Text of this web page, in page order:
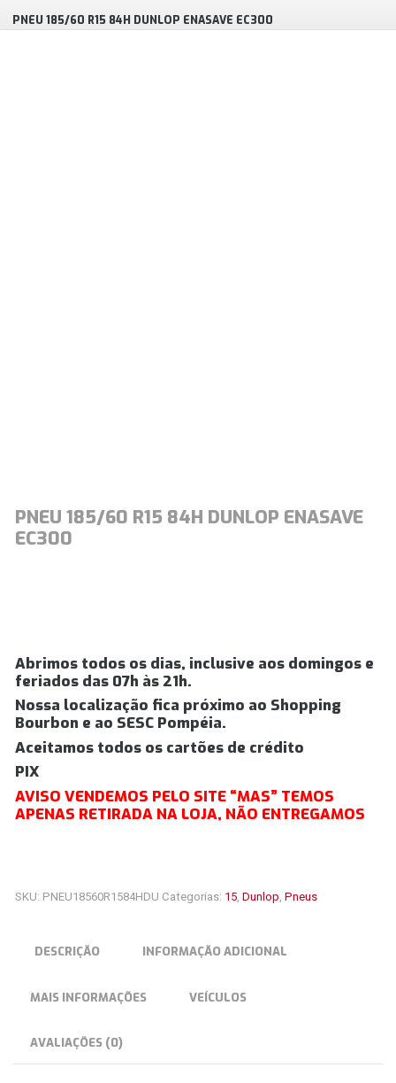
PNEU 185/60 R15 84H DUNLOP ENASAVE EC300
PNEU 185/60 R15 84H DUNLOP ENASAVE
EC300
Abrimos todos os dias, inclusive aos domingos e
feriados das 07h às 21h.
Nossa localização fica próximo ao Shopping
Bourbon e ao SESC Pompéia.
Aceitamos todos os cartões de crédito
PIX
AVISO VENDEMOS PELO SITE “MAS” TEMOS
APENAS RETIRADA NA LOJA, NÃO ENTREGAMOS
SKU: PNEU18560R1584HDU Categorias: 15, Dunlop, Pneus
DESCRIÇÃO INFORMAÇÃO ADICIONAL
MAIS INFORMAÇÕES VEÍCULOS
AVALIAÇÕES (0)